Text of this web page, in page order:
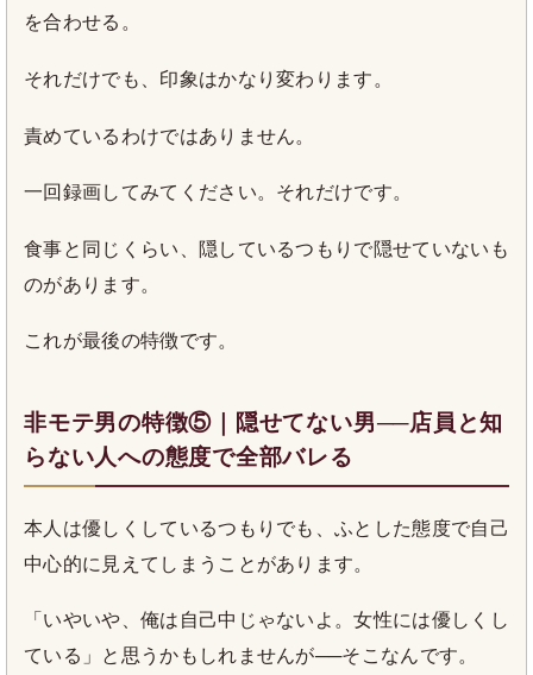
を合わせる。
それだけでも、印象はかなり変わります。
責めているわけではありません。
一回録画してみてください。それだけです。
食事と同じくらい、隠しているつもりで隠せていないも
のがあります。
これが最後の特徴です。
非モテ男の特徴⑤｜隠せてない男──店員と知
らない人への態度で全部バレる
本人は優しくしているつもりでも、ふとした態度で自己
中心的に見えてしまうことがあります。
「いやいや、俺は自己中じゃないよ。女性には優しくし
ている」と思うかもしれませんが──そこなんです。